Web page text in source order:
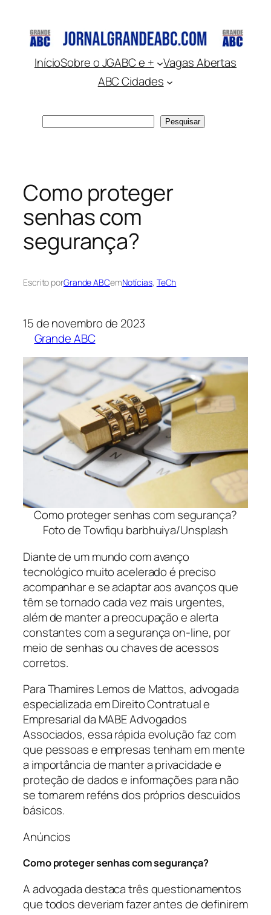
conteúdo
InícioSobre o JGABC e +
Vagas Abertas
ABC Cidades
Pesquisar
Como proteger
senhas com
segurança?
Escrito porGrande ABCemNotícias, TeCh
15 de novembro de 2023
Grande ABC
Como proteger senhas com segurança?
Foto de Towfiqu barbhuiya/Unsplash
Diante de um mundo com avanço
tecnológico muito acelerado é preciso
acompanhar e se adaptar aos avanços que
têm se tornado cada vez mais urgentes,
além de manter a preocupação e alerta
constantes com a segurança on-line, por
meio de senhas ou chaves de acessos
corretos.
Para Thamires Lemos de Mattos, advogada
especializada em Direito Contratual e
Empresarial da MABE Advogados
Associados, essa rápida evolução faz com
que pessoas e empresas tenham em mente
a importância de manter a privacidade e
proteção de dados e informações para não
se tornarem reféns dos próprios descuidos
básicos.
Anúncios
Como proteger senhas com segurança?
A advogada destaca três questionamentos
que todos deveriam fazer antes de definirem